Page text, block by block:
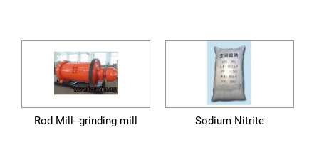
Rod Mill--grinding mill Sodium Nitrite